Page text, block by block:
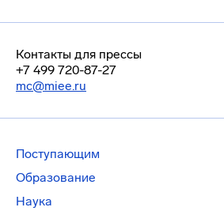
Контакты для прессы
+7 499 720-87-27
mc@miee.ru
Поступающим
Образование
Наука